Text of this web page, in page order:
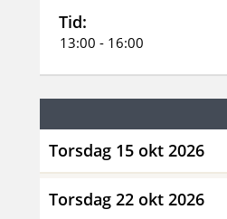
Tid:
13:00 - 16:00
Torsdag 15 okt 2026
Torsdag 22 okt 2026